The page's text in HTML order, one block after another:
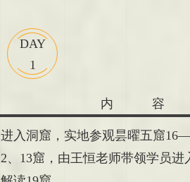
DAY
1
内 容
进入洞窟，实地参观昙曜五窟
2、13窟，由王恒老师带领学员进